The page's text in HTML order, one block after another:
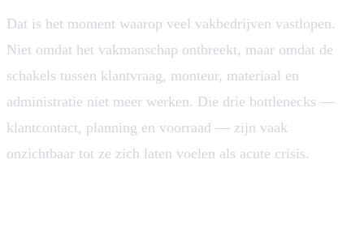
Dat is het moment waarop veel vakbedrijven vastlopen.
Niet omdat het vakmanschap ontbreekt, maar omdat de
schakels tussen klantvraag, monteur, materiaal en
administratie niet meer werken. Die drie bottlenecks —
klantcontact, planning en voorraad — zijn vaak
onzichtbaar tot ze zich laten voelen als acute crisis.